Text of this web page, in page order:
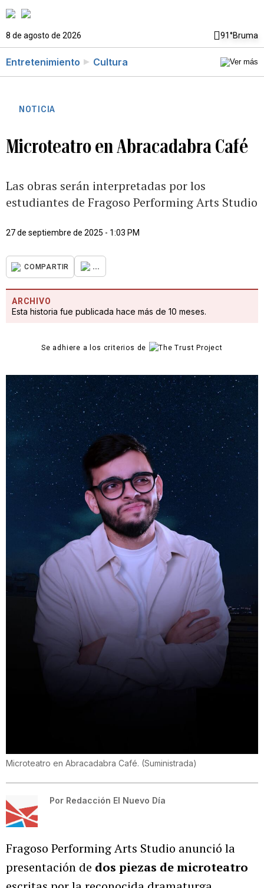
8 de agosto de 2026 91°Bruma
Entretenimiento Cultura
NOTICIA
Microteatro en Abracadabra Café
Las obras serán interpretadas por los
estudiantes de Fragoso Performing Arts Studio
27 de septiembre de 2025 - 1:03 PM
COMPARTIR ...
ARCHIVO
Esta historia fue publicada hace más de 10 meses.
Se adhiere a los criterios de
Microteatro en Abracadabra Café. (Suministrada)
Por Redacción El Nuevo Día
Fragoso Performing Arts Studio anunció la
presentación de dos piezas de microteatro